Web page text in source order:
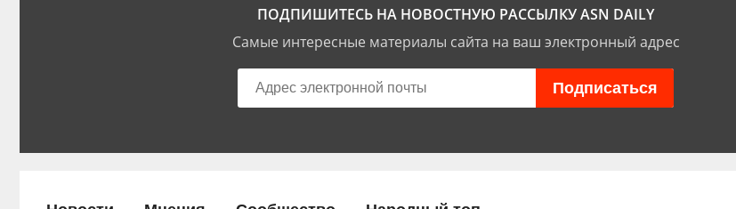
ПОДПИШИТЕСЬ НА НОВОСТНУЮ РАССЫЛКУ ASN DAILY
Самые интересные материалы сайта на ваш электронный адрес